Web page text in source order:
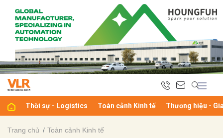
Thời sự - Logistics Toàn cảnh Kinh tế Thương hiệu -
Trang chủ Toàn cảnh Kinh tế
luận